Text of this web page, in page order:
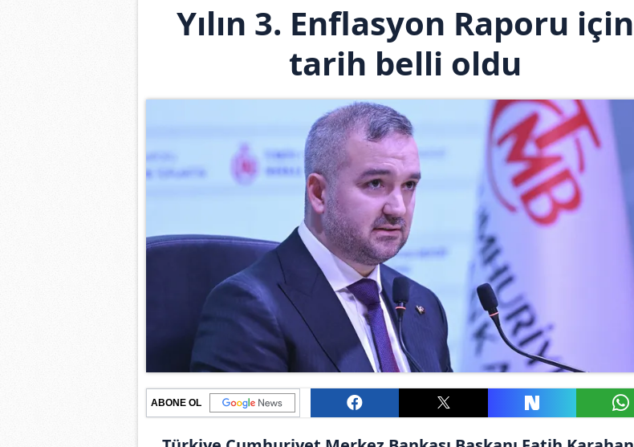
Yılın 3. Enflasyon Raporu için
tarih belli oldu
ABONE OL